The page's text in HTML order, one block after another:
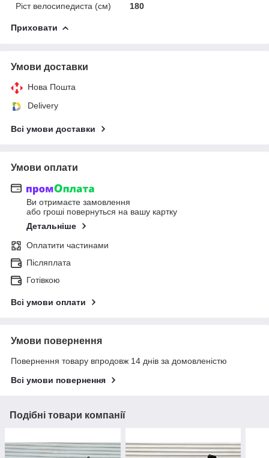
Ріст велосипедиста (см)
180
Приховати
Умови доставки
Нова Пошта
Delivery
Всі умови доставки
Умови оплати
Ви отримаєте замовлення
або гроші повернуться на вашу картку
Детальніше
Оплатити частинами
Післяплата
Готівкою
Всі умови оплати
Умови повернення
Повернення товару впродовж 14 днів за домовленістю
Всі умови повернення
Подібні товари компанії